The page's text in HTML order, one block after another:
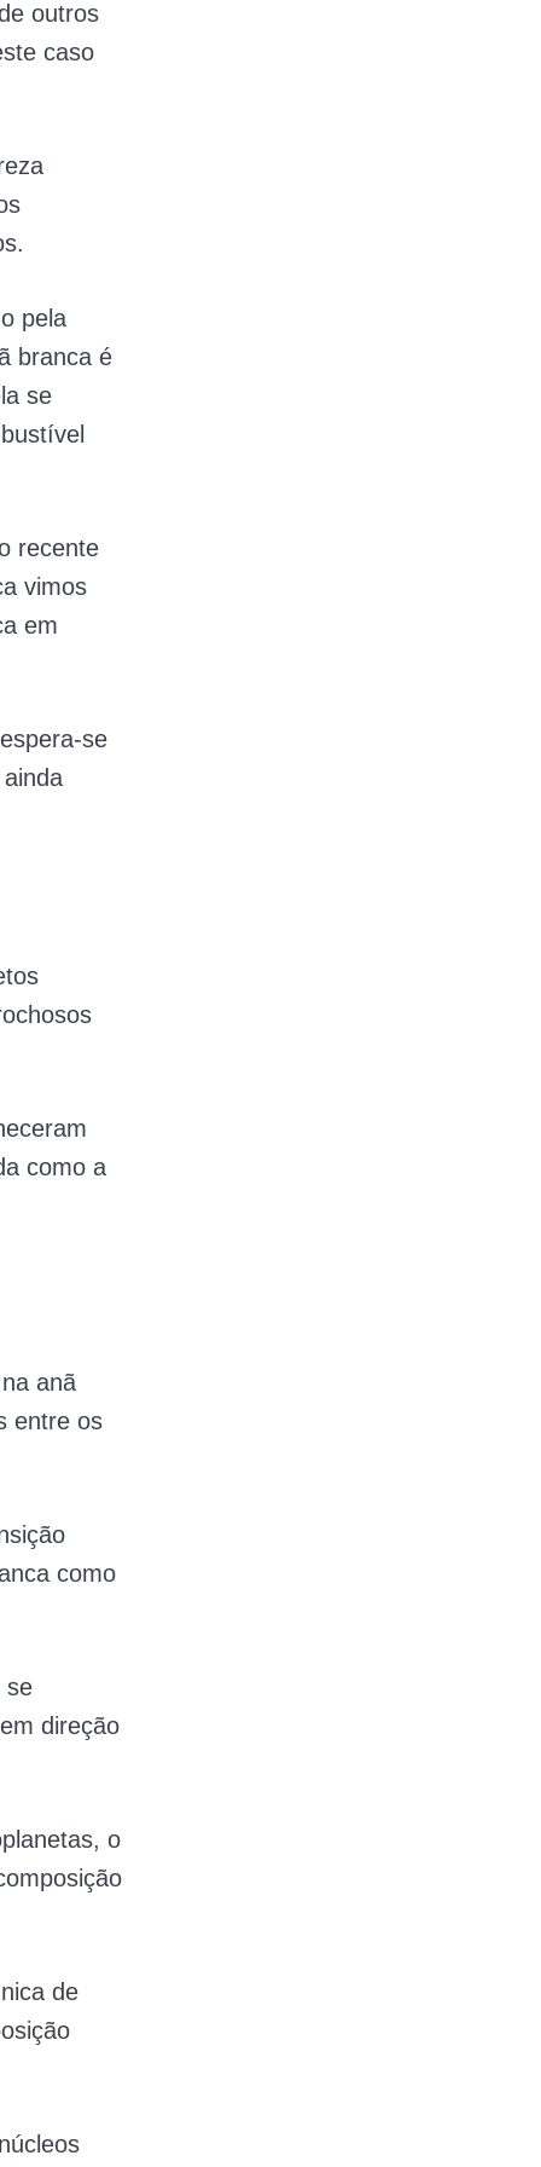
outros
caso
pela
branca é
se
recente
vimos
em
se
como a
anã
entre os
como
se
direção
o
de